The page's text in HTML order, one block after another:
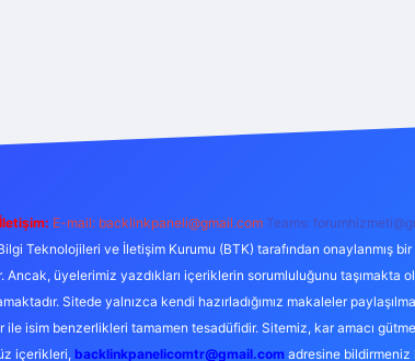
E-mail: backlinkpaneli@gmail.com Teams:
Teknolojileri ve İletişim Kurumu (BTK) tarafından
üyelerimiz yazdıkları içeriklerin sorumluluğunu
Sitede yalnızca kendi hazırladığımız makaleler
ile isim benzerlikleri tamamen tesadüfidir. Sitemiz, kar amacı
içerikleri, backlinkpanelicomtr@gmail.com adresine bildirmeniz